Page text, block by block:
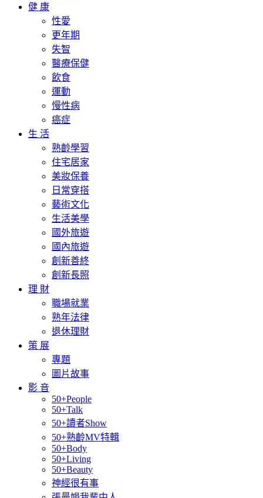
健 康
性愛
更年期
失智
醫療保健
飲食
運動
慢性病
癌症
生 活
熟齡學習
住宅居家
美妝保養
日常穿搭
藝術文化
生活美學
國外旅遊
國內旅遊
創新善終
創新長照
理 財
職場就業
熟年法律
退休理財
策 展
專題
圖片故事
影 音
50+People
50+Talk
50+讀者Show
50+熟齡MV特輯
50+Body
50+Living
50+Beauty
神經很有事